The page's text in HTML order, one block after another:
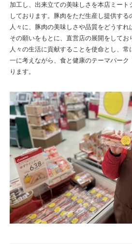
加工し、出来立ての美味しさを本店ミート
しております。豚肉をただ生産し提供す
人々に、豚肉の美味しさや品質をどうすれ
その願いをもとに、直営店の展開をしてお
人々の生活に貢献することを使命とし、
一に考えながら、食と健康のテーマパーク
ります。